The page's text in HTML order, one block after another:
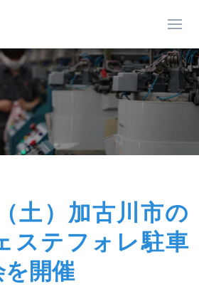
土）加古川市の
ステフォレ駐車
開催